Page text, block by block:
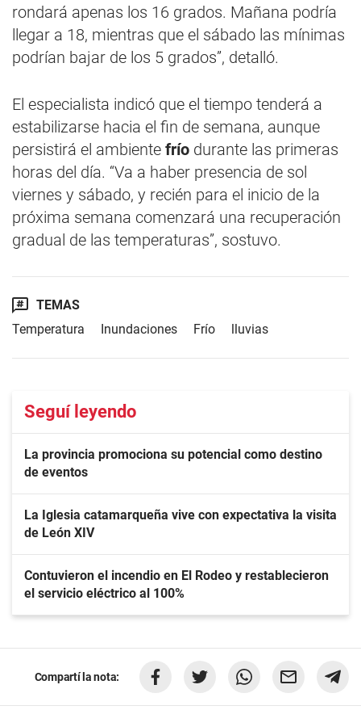
rondará apenas los 16 grados. Mañana podría
llegar a 18, mientras que el sábado las mínimas
podrían bajar de los 5 grados”, detalló.
El especialista indicó que el tiempo tenderá a
estabilizarse hacia el fin de semana, aunque
persistirá el ambiente frío durante las primeras
horas del día. “Va a haber presencia de sol
viernes y sábado, y recién para el inicio de la
próxima semana comenzará una recuperación
gradual de las temperaturas”, sostuvo.
TEMAS
Temperatura
Inundaciones Frío lluvias
Seguí leyendo
La provincia promociona su potencial como destino
de eventos
La Iglesia catamarqueña vive con expectativa la visita
de León XIV
Contuvieron el incendio en El Rodeo y restablecieron
el servicio eléctrico al 100%
Compartí la nota: